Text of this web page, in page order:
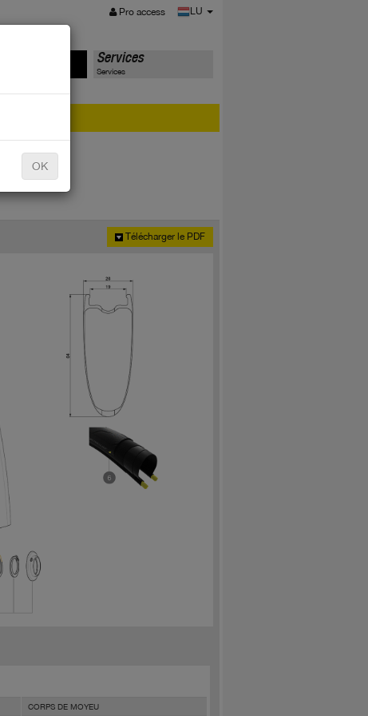
Pro access LU MENU
Services
Services
de série ?
Télécharger le PDF
CORPS DE MOYEU
OK